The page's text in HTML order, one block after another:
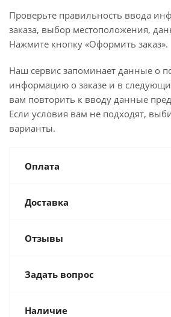
Проверьте правильность ввода
заказа, выбор местоположения,
Нажмите кнопку «Оформить заказ».
Наш сервис запоминает данные о
информацию о заказе и в
вам повторить к вводу данные
Если условия вам не подходят,
варианты.
Оплата
Доставка
Отзывы
Задать вопрос
Наличие